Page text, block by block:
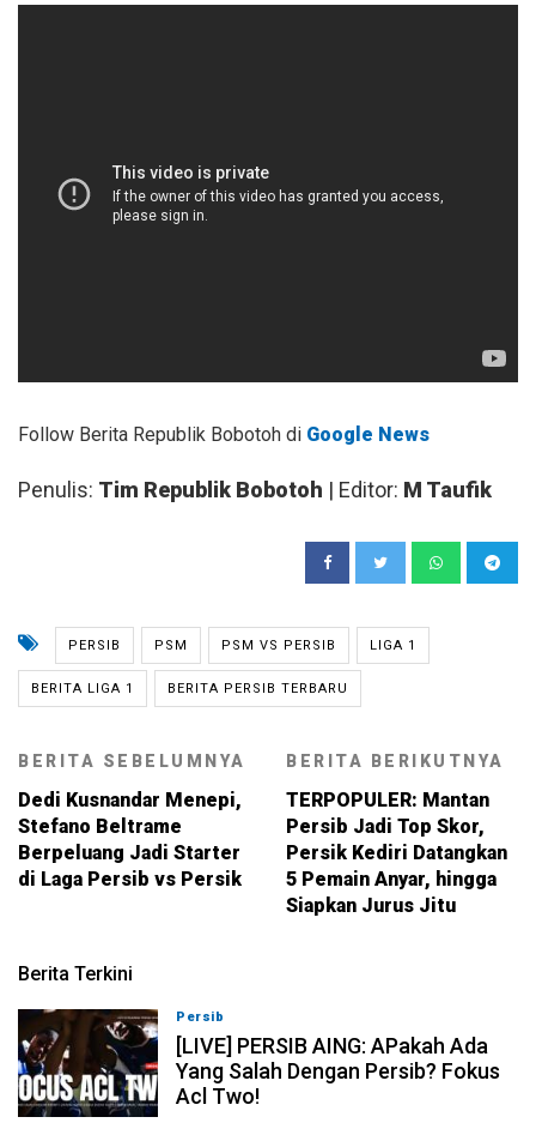
Follow Berita Republik Bobotoh di Google News
Penulis: Tim Republik Bobotoh | Editor: M Taufik
PERSIB PSM PSM VS PERSIB LIGA 1
BERITA LIGA 1 BERITA PERSIB TERBARU
BERITA SEBELUMNYA
Dedi Kusnandar Menepi,
Stefano Beltrame
Berpeluang Jadi Starter
di Laga Persib vs Persik
BERITA BERIKUTNYA
TERPOPULER: Mantan
Persib Jadi Top Skor,
Persik Kediri Datangkan
5 Pemain Anyar, hingga
Siapkan Jurus Jitu
Berita Terkini
Persib
[LIVE] PERSIB AING: APakah Ada
Yang Salah Dengan Persib? Fokus
Acl Two!